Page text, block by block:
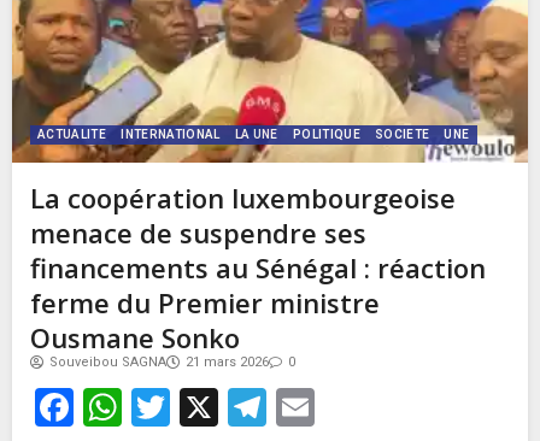
ACTUALITE INTERNATIONAL LA UNE POLITIQUE SOCIETE UNE
La coopération luxembourgeoise
menace de suspendre ses
financements au Sénégal : réaction
ferme du Premier ministre
Ousmane Sonko
Souveibou SAGNA 21 mars 2026 0
Facebook
WhatsApp
Twitter
X Telegram